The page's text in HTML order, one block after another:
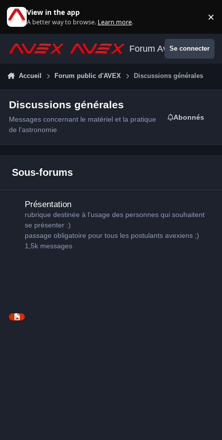
View in the app
A better way to browse. Learn more. ×
Forum AvexSe connecter
Accueil Forum public d'AVEX Discussions générales
Discussions générales
Messages concernant le matériel et la pratique
de l'astronomie
Abonnés
Sous-forums
Présentation
rubrique destinée à l'usage des personnes qui souhaitent
se présenter :)
passage obligatoire pour tous les postulants avexiens ;)
1,5k messages